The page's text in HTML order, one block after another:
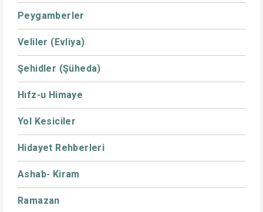
Peygamberler
Veliler (Evliya)
Şehidler (Şüheda)
Hıfz-u Himaye
Yol Kesiciler
Hidayet Rehberleri
Ashab- Kiram
Ramazan